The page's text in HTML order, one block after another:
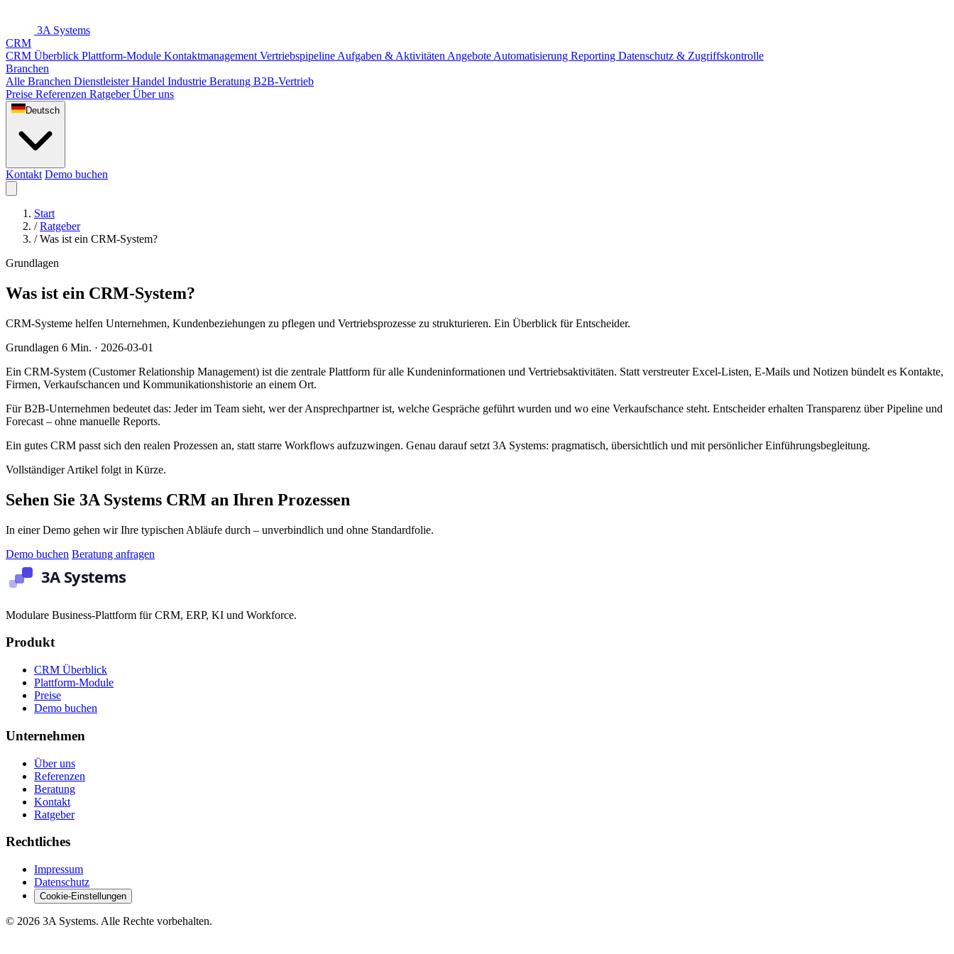
3A Systems
CRM
CRM Überblick Plattform-Module Kontaktmanagement Vertriebspipeline Aufgaben & Aktivitäten Angebote Automatisierung Reporting Datenschutz & Zugriffskontrolle
Branchen
Alle Branchen DienstleisterHandel Industrie Beratung B2B-Vertrieb
Preise Referenzen RatgeberÜber uns
Deutsch
Kontakt Demo buchen
Start
/ Ratgeber
/ Was ist ein CRM-System?
Grundlagen
Was ist ein CRM-System?
CRM-Systeme helfen Unternehmen, Kundenbeziehungen zu pflegen und Vertriebsprozesse zu strukturieren. Ein Überblick für Entscheider.
Grundlagen 6 Min. · 2026-03-01
Ein CRM-System (Customer Relationship Management) ist die zentrale Plattform für alle Kundeninformationen und Vertriebsaktivitäten. Statt verstreuter Excel-Listen, E-Mails und Notizen bündelt es Kontakte,
Firmen, Verkaufschancen und Kommunikationshistorie an einem Ort.
Für B2B-Unternehmen bedeutet das: Jeder im Team sieht, wer der Ansprechpartner ist, welche Gespräche geführt wurden und wo eine Verkaufschance steht. Entscheider erhalten Transparenz über Pipeline und
Forecast – ohne manuelle Reports.
Ein gutes CRM passt sich den realen Prozessen an, statt starre Workflows aufzuzwingen. Genau darauf setzt 3A Systems: pragmatisch, übersichtlich und mit persönlicher Einführungsbegleitung.
Vollständiger Artikel folgt in Kürze.
Sehen Sie 3A Systems CRM an Ihren Prozessen
In einer Demo gehen wir Ihre typischen Abläufe durch – unverbindlich und ohne Standardfolie.
Demo buchen Beratung anfragen
Modulare Business-Plattform für CRM, ERP, KI und Workforce.
Produkt
CRM Überblick
Plattform-Module
Preise
Demo buchen
Unternehmen
Über uns
Referenzen
Beratung
Kontakt
Ratgeber
Rechtliches
Impressum
Datenschutz
Cookie-Einstellungen
© 2026 3A Systems. Alle Rechte vorbehalten.